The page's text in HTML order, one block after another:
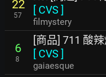
22
57
[ CVS ]
filmystery
6
8
[商品] 711 酸
[ CVS ]
gaiaesque